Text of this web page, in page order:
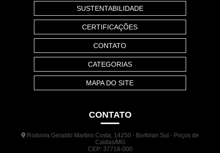
SUSTENTABILIDADE
CERTIFICAÇÕES
CONTATO
CATEGORIAS
MAPA DO SITE
CONTATO
Rodovia Geraldo Martins Costa, 14250 - Bortolan Sul - Poços de
Caldas/MG
CEP: 37718-000